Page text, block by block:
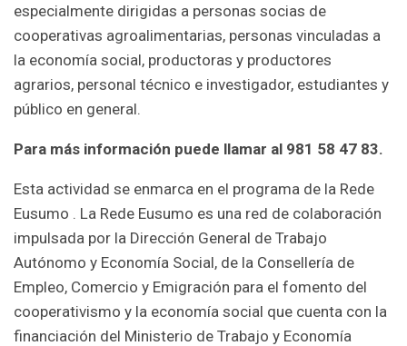
especialmente dirigidas a personas socias de
cooperativas agroalimentarias, personas vinculadas a
la economía social, productoras y productores
agrarios, personal técnico e investigador, estudiantes y
público en general.
Para más información puede llamar al 981 58 47 83.
Esta actividad se enmarca en el programa de la Rede
Eusumo . La Rede Eusumo es una red de colaboración
impulsada por la Dirección General de Trabajo
Autónomo y Economía Social, de la Consellería de
Empleo, Comercio y Emigración para el fomento del
cooperativismo y la economía social que cuenta con la
financiación del Ministerio de Trabajo y Economía